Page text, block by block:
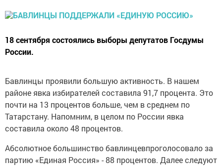
18 сентября состоялись выборы депутатов Госдумы
России.
Бавлинцы проявили большую активность. В нашем
районе явка избирателей составила 91,7 процента. Это
почти на 13 процентов больше, чем в среднем по
Татарстану. Напомним, в целом по России явка
составила около 48 процентов.
Абсолютное большинство бавлинцевпроголосовало за
партию «Единая Россия» - 88 процентов. Далее следуют